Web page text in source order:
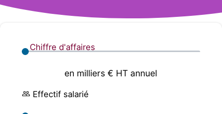
Chiffre d'affaires
en milliers € HT annuel
Effectif salarié